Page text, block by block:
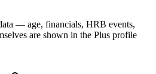
— age, financials, HRB events,
are shown in the Plus profile